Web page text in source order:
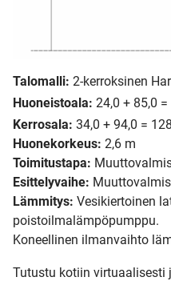
Talomalli: 2-kerroksinen
Huoneistoala: 24,0 + 85,0
Kerrosala: 34,0 + 94,0 =
Huonekorkeus: 2,6 m
Toimitustapa:
Esittelyvaihe: Muuttovalmis
Lämmitys: Vesikiertoinen
poistoilmalämpöpumppu.
Koneellinen ilmanvaihto
Tutustu kotiin virtuaalisesti